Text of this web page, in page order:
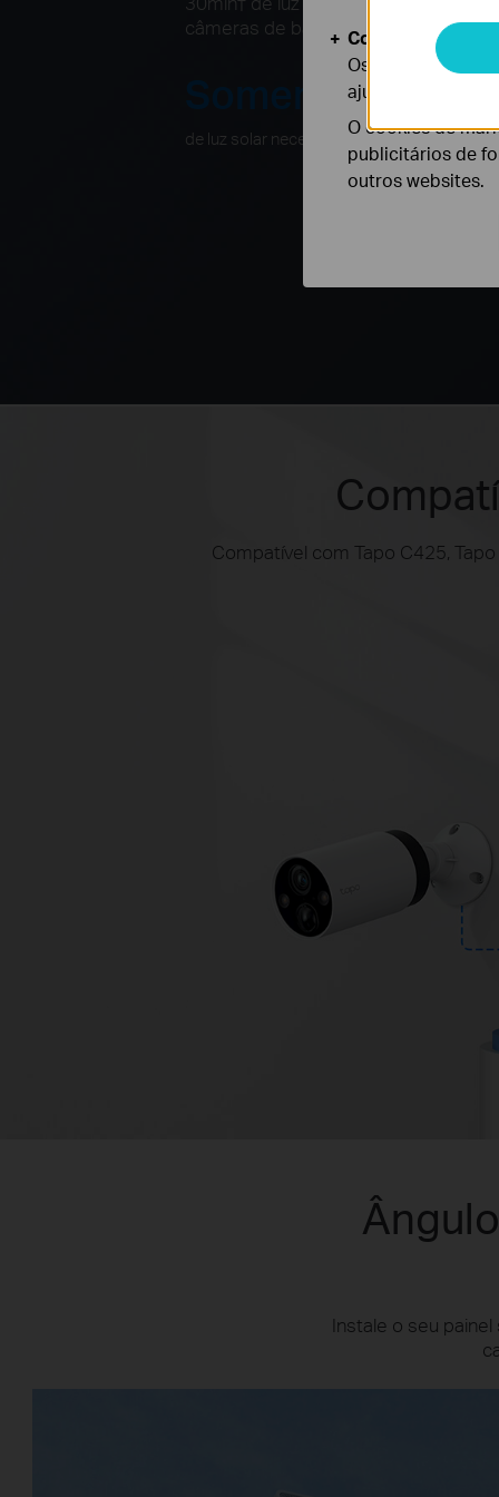
câmeras de bateria Tapo a funcionar
Somente 30min
de luz solar necessária por dia†
Compatível com Tapo C425,
Instale o seu
Cookies de
Os cookies de
ajustar a
O cookies de
publicitários de
outros websites.